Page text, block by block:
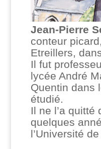
Jean-Pierre
conteur
Etreillers,
Il fut
lycée André
Quentin dans
étudié.
Il ne l’a quitté
quelques
l’Université